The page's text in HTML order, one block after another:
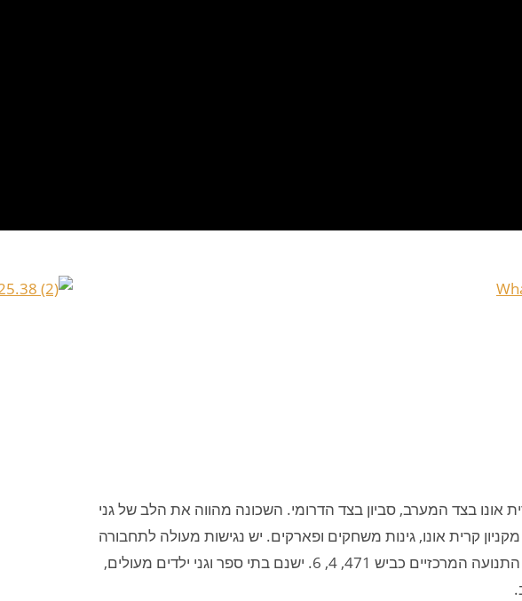
אונו בצד המערב, סביון בצד הדרומי. השכונה מהווה את הלב של גני
קרית אונו, גינות משחקים ופארקים. יש נגישות מעולה לתחבורה
ציבורית למוסדות תעסוקה ובתוך העיר, עורקי התנועה המרכזיים כביש 471, 4, 6. ישנם בתי ספר וגני ילדים מעולים,